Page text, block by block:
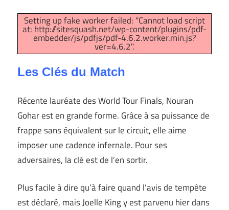
Setting up fake worker failed: "Cannot load script
at: http://sitesquash.net/wp-content/plugins/pdf-
embedder/js/pdfjs/pdf-4.6.2.worker.min.js?
ver=4.6.2".
Les Clés du Match
Récente lauréate des World Tour Finals, Nouran
Gohar est en grande forme. Grâce à sa puissance de
frappe sans équivalent sur le circuit, elle aime
imposer une cadence infernale. Pour ses
adversaires, la clé est de l’en sortir.
Plus facile à dire qu’à faire quand l’avis de tempête
est déclaré, mais Joelle King y est parvenu hier dans